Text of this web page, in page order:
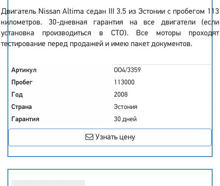
Двигатель Nissan Altima седан III 3.5 из Эстонии с пробегом 113
километров. 30-дневная гарантия на все двигатели (если
установка производиться в СТО). Все моторы проходят
тестирование перед продажей и имею пакет документов.
Артикул
OO4/3359
Пробег
113000
Год
2008
Страна
Эстония
Гарантия
30 дней
Узнать цену